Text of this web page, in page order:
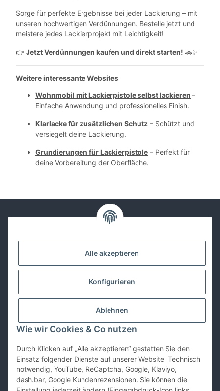
Alle akzeptieren
Konfigurieren
Ablehnen
Wie wir Cookies & Co nutzen
Durch Klicken auf „Alle akzeptieren“ gestatten Sie den
Einsatz folgender Dienste auf unserer Website: Technisch
notwendig, YouTube, ReCaptcha, Google, Klaviyo,
dash.bar, Google Kundenrezensionen. Sie können die
Sorge für perfekte Ergebnisse bei jeder Lackierung – mit
unseren hochwertigen Verdünnungen. Bestelle jetzt und
meistere jedes Lackierprojekt mit Leichtigkeit!
👉 Jetzt Verdünnungen kaufen und direkt starten! 🚗✨
Weitere interessante Websites
Wohnmobil mit Lackierpistole selbst lackieren –
Einfache Anwendung und professionelles Finish.
Klarlacke für zusätzlichen Schutz – Schützt und
versiegelt deine Lackierung.
Grundierungen für Lackierpistole – Perfekt für
deine Vorbereitung der Oberfläche.
Vertrag widerrufen